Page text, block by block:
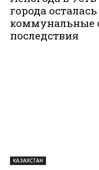
города осталась
коммунальные
последствия
КАЗАХСТАН